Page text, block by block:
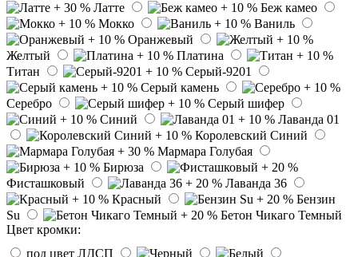
Латте
Беж камео
Мокко
Ваниль
Оранжевый
Желтый
Платина
Титан
Серый-9201
Серый камень
Серебро
Серый шифер
Синий
Лаванда 01
Королевский Синий
Мармара Голубая
Бирюза
Фисташковый
Лаванда 36
Красный
Бензин
Su
Бетон Чикаго Темный
Цвет кромки:
под цвет ЛДСП